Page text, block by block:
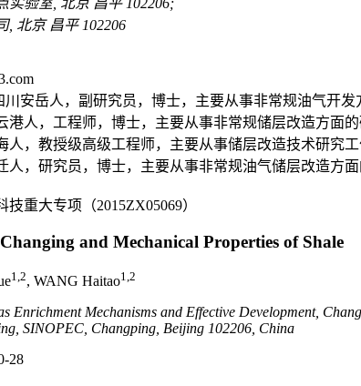
验室, 北京 昌平 102206;
北京 昌平 102206
安岳人，副研究员，博士，主要从事非常规油气开发
港人，工程师，博士，主要从事非常规储层改造方面的
，教授级高级工程师，主要从事储层改造技术研究工
，研究员，博士，主要从事非常规油气储层改造方面
重大专项（2015ZX05069）
and Mechanical Properties of Shale
1,2, WANG Haitao1,2
Enrichment Mechanisms and Effective Development,
SINOPEC, Changping, Beijing 102206, China
28